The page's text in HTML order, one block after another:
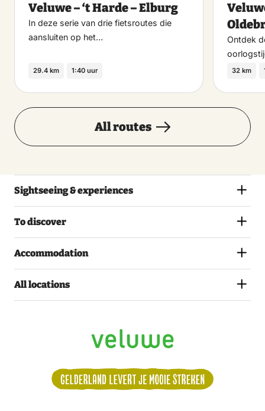
Veluwe – ‘t Harde – Elburg
In deze serie van drie fietsroutes die
aansluiten op het…
29.4 km 1:40 uur
Ontdek
32 km
All routes
Sightseeing & experiences
To discover
Accommodation
All locations